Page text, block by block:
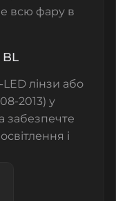
всю фару в
BL
LED лінзи або
2013) у
забезпечте
і